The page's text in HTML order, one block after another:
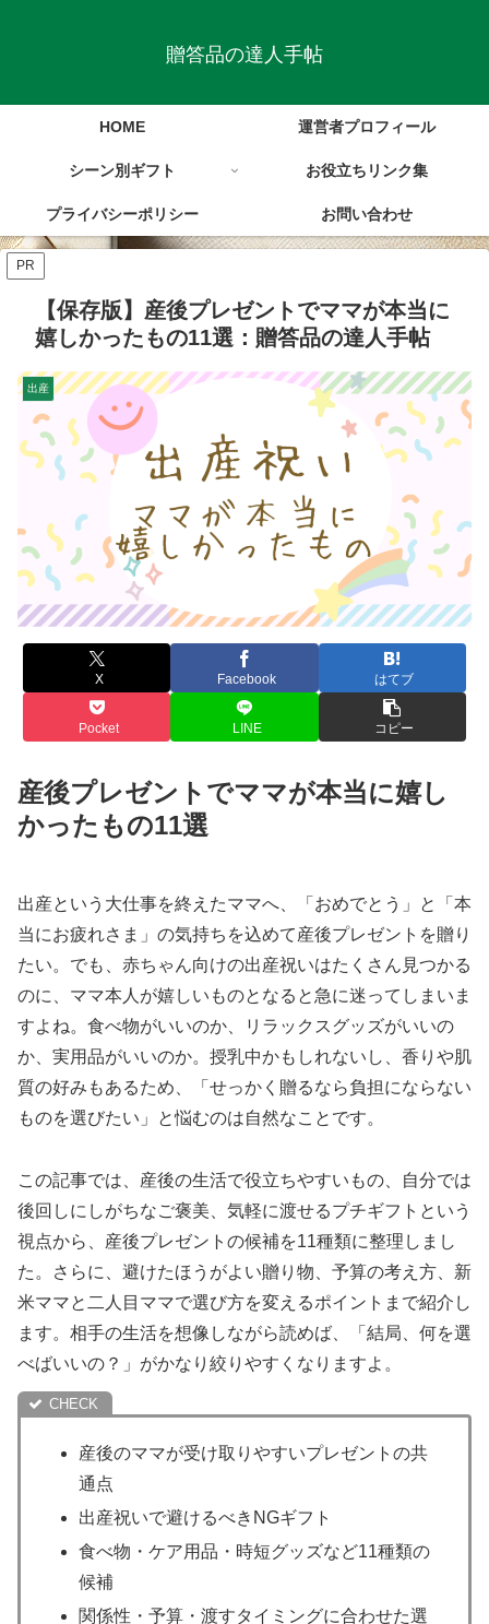
贈答品の達人手帖
HOME 運営者プロフィール
シーン別ギフト お役立ちリンク集
プライバシーポリシー お問い合わせ
PR
【保存版】産後プレゼントでママが本当に
嬉しかったもの11選：贈答品の達人手帖
出産
X Facebook はてブ
Pocket LINE コピー
産後プレゼントでママが本当に嬉し
かったもの11選
出産という大仕事を終えたママへ、「おめでとう」と「本
当にお疲れさま」の気持ちを込めて産後プレゼントを贈り
たい。でも、赤ちゃん向けの出産祝いはたくさん見つかる
のに、ママ本人が嬉しいものとなると急に迷ってしまいま
すよね。食べ物がいいのか、リラックスグッズがいいの
か、実用品がいいのか。授乳中かもしれないし、香りや肌
質の好みもあるため、「せっかく贈るなら負担にならない
ものを選びたい」と悩むのは自然なことです。
この記事では、産後の生活で役立ちやすいもの、自分では
後回しにしがちなご褒美、気軽に渡せるプチギフトという
視点から、産後プレゼントの候補を11種類に整理しまし
た。さらに、避けたほうがよい贈り物、予算の考え方、新
米ママと二人目ママで選び方を変えるポイントまで紹介し
ます。相手の生活を想像しながら読めば、「結局、何を選
べばいいの？」がかなり絞りやすくなりますよ。
産後のママが受け取りやすいプレゼントの共
通点
出産祝いで避けるべきNGギフト
食べ物・ケア用品・時短グッズなど11種類の
候補
関係性・予算・渡すタイミングに合わせた選